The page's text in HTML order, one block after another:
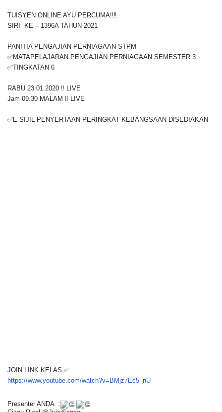
TUISYEN ONLINE AYU PERCUMA‼️‼️
SIRI KE – 1396A TAHUN 2021
PANITIA PENGAJIAN PERNIAGAAN STPM
✅MATAPELAJARAN PENGAJIAN PERNIAGAAN SEMESTER 3
✅TINGKATAN 6
RABU 23.01.2020 ‼️ LIVE
Jam 09.30 MALAM ‼️ LIVE
✅E-SIJIL PENYERTAAN PERINGKAT KEBANGSAAN DISEDIAKAN
JOIN LINK KELAS ✅
https://www.youtube.com/watch?v=BMjz7Ec5_nU
Presenter ANDA :